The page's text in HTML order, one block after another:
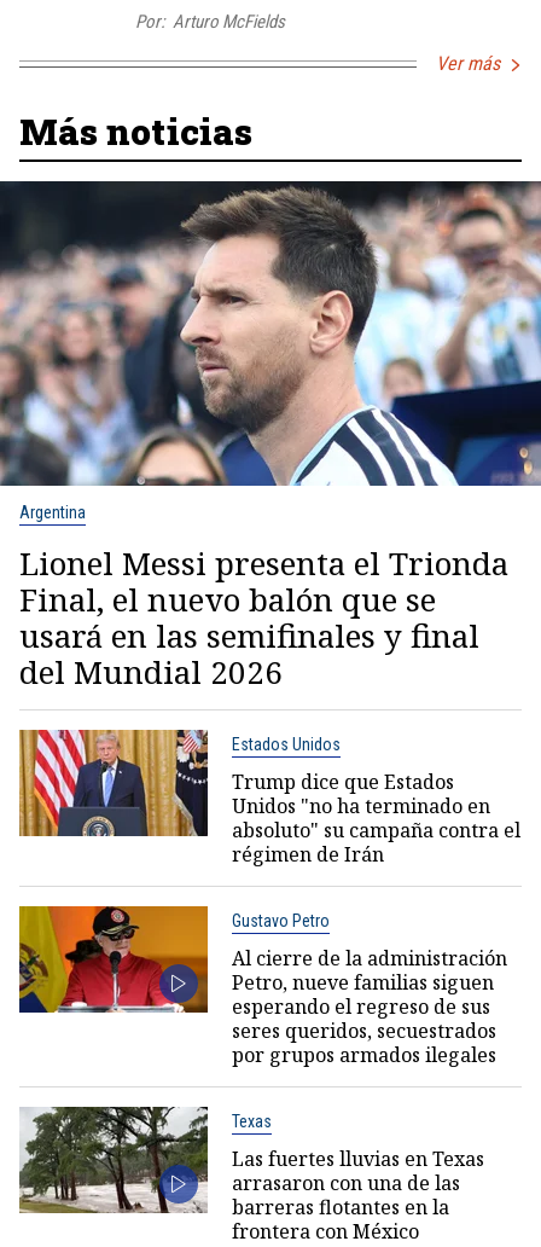
Por: Arturo McFields
Ver más
Más noticias
Argentina
Lionel Messi presenta el Trionda
Final, el nuevo balón que se
usará en las semifinales y final
del Mundial 2026
Estados Unidos
Trump dice que Estados
Unidos "no ha terminado en
absoluto" su campaña contra el
régimen de Irán
Gustavo Petro
Al cierre de la administración
Petro, nueve familias siguen
esperando el regreso de sus
seres queridos, secuestrados
por grupos armados ilegales
Texas
Las fuertes lluvias en Texas
arrasaron con una de las
barreras flotantes en la
frontera con México